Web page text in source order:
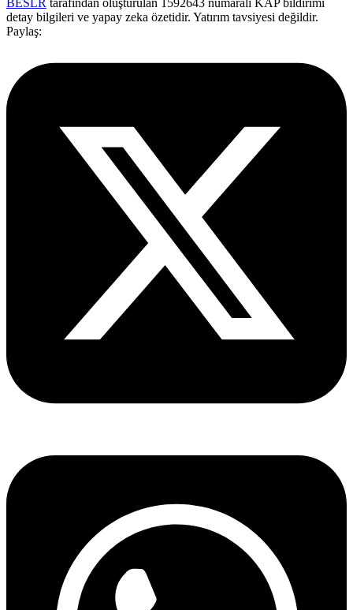
detay bilgileri ve yapay zeka özetidir. Yatırım tavsiyesi değildir.
Paylaş: